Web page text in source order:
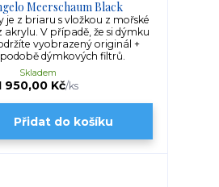
Meerschaum Black
je z briaru s vložkou z mořské
akrylu. V případě, že si dýmku
vyobrazený originál +
dýmkových filtrů.
950,00 Kč/ks
Skladem
Přidat do košíku